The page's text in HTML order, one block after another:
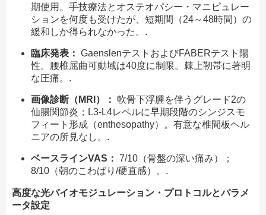
期使用。手技療法とオステオパシー・マニピュレー
ションを何度も受けたが、短期間（24～48時間）の
緩和しか得られなかった。.
臨床発表： GaenslenテストおよびFABERテスト陽
性。腰椎屈曲可動域は40度に制限。棘上靭帯に著明
な圧痛。.
画像診断（MRI）： 軟骨下浮腫を伴うグレード2の
仙腸関節炎；L3-L4レベルに早期段階のシンジスモ
フィート形成（enthesopathy）。有意な椎間板ヘル
ニアの所見なし。.
ベースラインVAS： 7/10（骨盤の深い痛み）；
8/10（朝のこわばり/硬直感）。.
高度な光バイオモジュレーション・プロトコルとパラメ
ータ設定